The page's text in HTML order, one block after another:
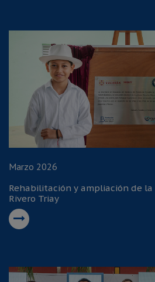
Marzo 2026
Rehabilitación y ampliación de
Rivero Triay